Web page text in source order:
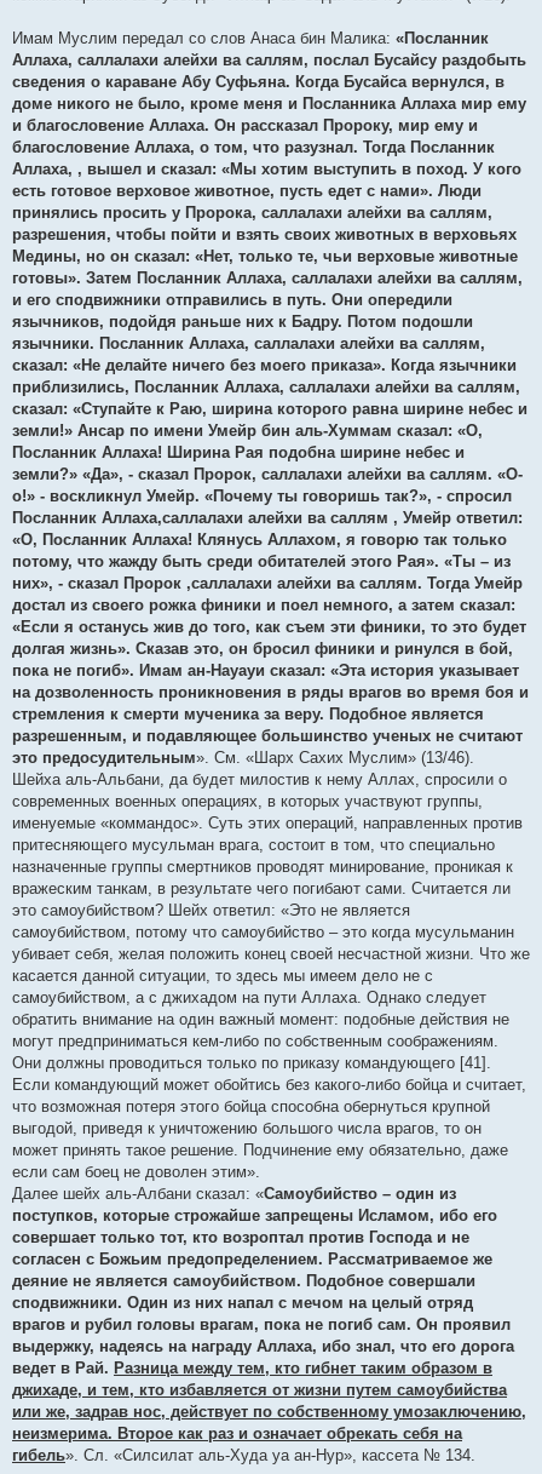
Имам Муслим передал со слов Анаса бин Малика: «Посланник
Аллаха, саллалахи алейхи ва саллям, послал Бусайсу раздобыть
сведения о караване Абу Суфьяна. Когда Бусайса вернулся, в
доме никого не было, кроме меня и Посланника Аллаха мир ему
и благословение Аллаха. Он рассказал Пророку, мир ему и
благословение Аллаха, о том, что разузнал. Тогда Посланник
Аллаха, , вышел и сказал: «Мы хотим выступить в поход. У кого
есть готовое верховое животное, пусть едет с нами». Люди
принялись просить у Пророка, саллалахи алейхи ва саллям,
разрешения, чтобы пойти и взять своих животных в верховьях
Медины, но он сказал: «Нет, только те, чьи верховые животные
готовы». Затем Посланник Аллаха, саллалахи алейхи ва саллям,
и его сподвижники отправились в путь. Они опередили
язычников, подойдя раньше них к Бадру. Потом подошли
язычники. Посланник Аллаха, саллалахи алейхи ва саллям,
сказал: «Не делайте ничего без моего приказа». Когда язычники
приблизились, Посланник Аллаха, саллалахи алейхи ва саллям,
сказал: «Ступайте к Раю, ширина которого равна ширине небес и
земли!» Ансар по имени Умейр бин аль-Хуммам сказал: «О,
Посланник Аллаха! Ширина Рая подобна ширине небес и
земли?» «Да», - сказал Пророк, саллалахи алейхи ва саллям. «О-
о!» - воскликнул Умейр. «Почему ты говоришь так?», - спросил
Посланник Аллаха,саллалахи алейхи ва саллям , Умейр ответил:
«О, Посланник Аллаха! Клянусь Аллахом, я говорю так только
потому, что жажду быть среди обитателей этого Рая». «Ты – из
них», - сказал Пророк ,саллалахи алейхи ва саллям. Тогда Умейр
достал из своего рожка финики и поел немного, а затем сказал:
«Если я останусь жив до того, как съем эти финики, то это будет
долгая жизнь». Сказав это, он бросил финики и ринулся в бой,
пока не погиб». Имам ан-Науауи сказал: «Эта история указывает
на дозволенность проникновения в ряды врагов во время боя и
стремления к смерти мученика за веру. Подобное является
разрешенным, и подавляющее большинство ученых не считают
это предосудительным». См. «Шарх Сахих Муслим» (13/46).
Шейха аль-Альбани, да будет милостив к нему Аллах, спросили о
современных военных операциях, в которых участвуют группы,
именуемые «коммандос». Суть этих операций, направленных против
притесняющего мусульман врага, состоит в том, что специально
назначенные группы смертников проводят минирование, проникая к
вражеским танкам, в результате чего погибают сами. Считается ли
это самоубийством? Шейх ответил: «Это не является
самоубийством, потому что самоубийство – это когда мусульманин
убивает себя, желая положить конец своей несчастной жизни. Что же
касается данной ситуации, то здесь мы имеем дело не с
самоубийством, а с джихадом на пути Аллаха. Однако следует
обратить внимание на один важный момент: подобные действия не
могут предприниматься кем-либо по собственным соображениям.
Они должны проводиться только по приказу командующего [41].
Если командующий может обойтись без какого-либо бойца и считает,
что возможная потеря этого бойца способна обернуться крупной
выгодой, приведя к уничтожению большого числа врагов, то он
может принять такое решение. Подчинение ему обязательно, даже
если сам боец не доволен этим».
Далее шейх аль-Албани сказал: «Самоубийство – один из
поступков, которые строжайше запрещены Исламом, ибо его
совершает только тот, кто возроптал против Господа и не
согласен с Божьим предопределением. Рассматриваемое же
деяние не является самоубийством. Подобное совершали
сподвижники. Один из них напал с мечом на целый отряд
врагов и рубил головы врагам, пока не погиб сам. Он проявил
выдержку, надеясь на награду Аллаха, ибо знал, что его дорога
ведет в Рай. Разница между тем, кто гибнет таким образом в
джихаде, и тем, кто избавляется от жизни путем самоубийства
или же, задрав нос, действует по собственному умозаключению,
неизмерима. Второе как раз и означает обрекать себя на
гибель». Сл. «Силсилат аль-Худа уа ан-Нур», кассета № 134.